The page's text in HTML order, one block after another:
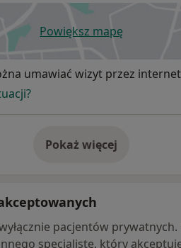
Powiększ mapę
otwiera się w
umawiać wizyt przez internet
Pokaż więcej
o adresie
pacjentów prywatnych.
specjalistę, który